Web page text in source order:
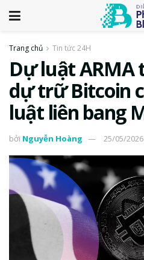
Trang chủ Tin tức 24H
Dự luật ARMA
dự trữ Bitcoin
luật liên bang
bởi Nguyễn Hoàng 25/05/2026